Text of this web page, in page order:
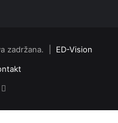
zadržana. | ED-Vision